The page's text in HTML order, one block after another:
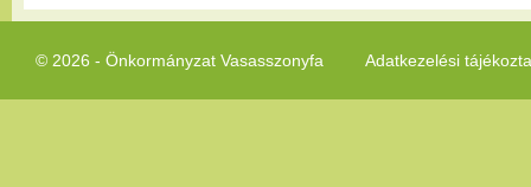
© 2026 - Önkormányzat Vasasszonyfa Adatkezelési